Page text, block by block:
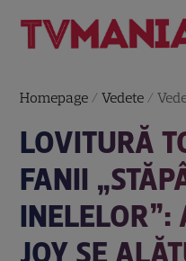
Homepage /Vedete /
LOVITURĂ
FANII
INELELOR”:
JOY SE